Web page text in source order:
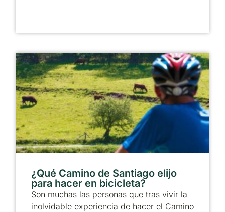
¿Qué Camino de Santiago elijo
para hacer en bicicleta?
Son muchas las personas que tras vivir la
inolvidable experiencia de hacer el Camino